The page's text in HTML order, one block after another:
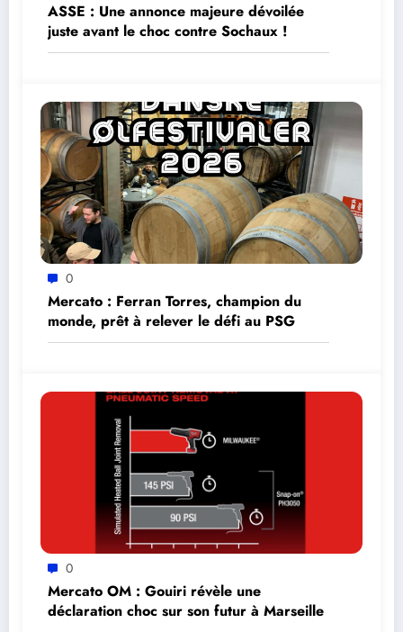
ASSE : Une annonce majeure dévoilée
juste avant le choc contre Sochaux !
0
Mercato : Ferran Torres, champion du
monde, prêt à relever le défi au PSG
0
Mercato OM : Gouiri révèle une
déclaration choc sur son futur à Marseille